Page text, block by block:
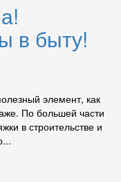
в быту!
элемент, как
По большей части
в строительстве и